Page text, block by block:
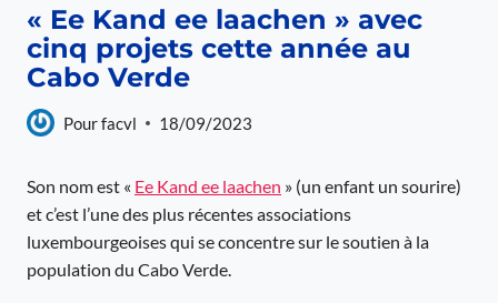
« Ee Kand ee laachen » avec
cinq projets cette année au
Cabo Verde
Pourfacvl 18/09/2023
Son nom est « Ee Kand ee laachen » (un enfant un sourire)
et c’est l’une des plus récentes associations
luxembourgeoises qui se concentre sur le soutien à la
population du Cabo Verde.